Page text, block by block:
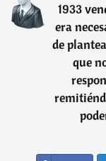
1933
era
de
que